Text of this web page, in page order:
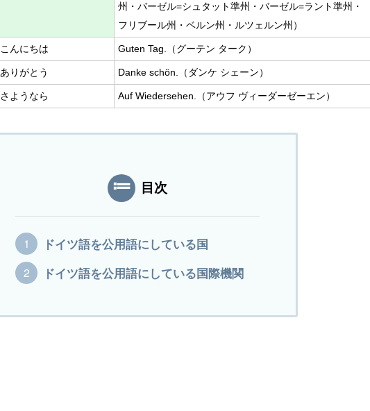
州・バーゼル=シュタット準州・バーゼル=ラント準州・
フリブール州・ベルン州・ルツェルン州）
こんにちは Guten Tag.（グーテン ターク）
ありがとう Danke schön.（ダンケ シェーン）
さようなら Auf Wiedersehen.（アウフ ヴィーダーゼーエン）
目次
ドイツ語を公用語にしている国
ドイツ語を公用語にしている国際機関